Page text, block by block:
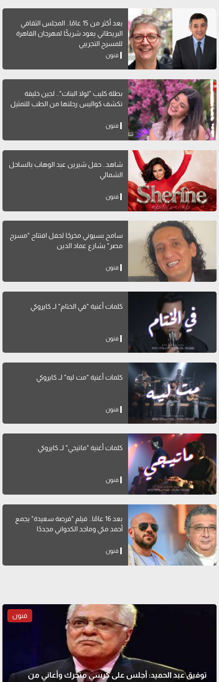
بعد أكثر من 15 عامًا.. المجلس الثقافي
البريطاني يعود شريكًا لمهرجان القاهرة
للمسرح التجريبي
فنون
بطلة كليب "لولا البنات".. لجين خليفة
تكشف كواليس رحلتها من الطب للتمثيل
فنون
شاهد.. حفل شيرين عبد الوهاب بالساحل
الشمالي
فنون
سامح بسيوني مخرجًا لحفل افتتاح "مسرح
مصر" بشارع عماد الدين
فنون
كلمات أغنية "في الختام" لــ كايروكي
فنون
كلمات أغنية "مت ليه" لــ كايروكي
فنون
كلمات أغنية "ماتيجي" لــ كايروكي
فنون
بعد 16 عامًا.. فيلم "فرصة سعيدة" يجمع
أحمد مكي وماجد الكدواني مجددًا
فنون
فنون
توفيق عبد الحميد: أجلس على كرسي متحرك وأعاني من